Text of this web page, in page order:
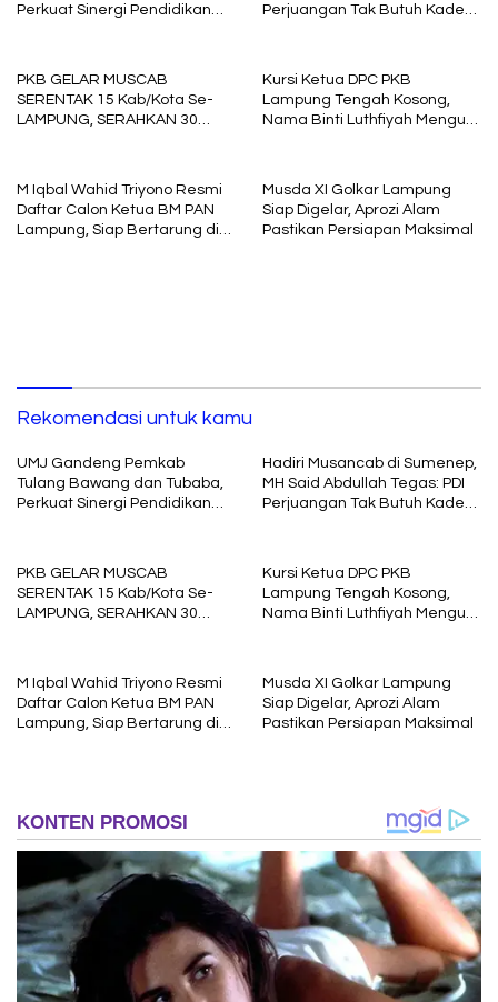
Perkuat Sinergi Pendidikan
Perjuangan Tak Butuh Kader
PKB GELAR MUSCAB
SERENTAK 15 Kab/Kota Se-
LAMPUNG, SERAHKAN 30
Kursi Ketua DPC PKB
Lampung Tengah Kosong,
Nama Binti Luthfiyah Menguat
M Iqbal Wahid Triyono Resmi
Daftar Calon Ketua BM PAN
Lampung, Siap Bertarung di
Musda XI Golkar Lampung
Siap Digelar, Aprozi Alam
Pastikan Persiapan Maksimal
Rekomendasi untuk kamu
UMJ Gandeng Pemkab
Tulang Bawang dan Tubaba,
Perkuat Sinergi Pendidikan
Hadiri Musancab di Sumenep,
MH Said Abdullah Tegas: PDI
Perjuangan Tak Butuh Kader
PKB GELAR MUSCAB
SERENTAK 15 Kab/Kota Se-
LAMPUNG, SERAHKAN 30
Kursi Ketua DPC PKB
Lampung Tengah Kosong,
Nama Binti Luthfiyah Menguat
M Iqbal Wahid Triyono Resmi
Daftar Calon Ketua BM PAN
Lampung, Siap Bertarung di
Musda XI Golkar Lampung
Siap Digelar, Aprozi Alam
Pastikan Persiapan Maksimal